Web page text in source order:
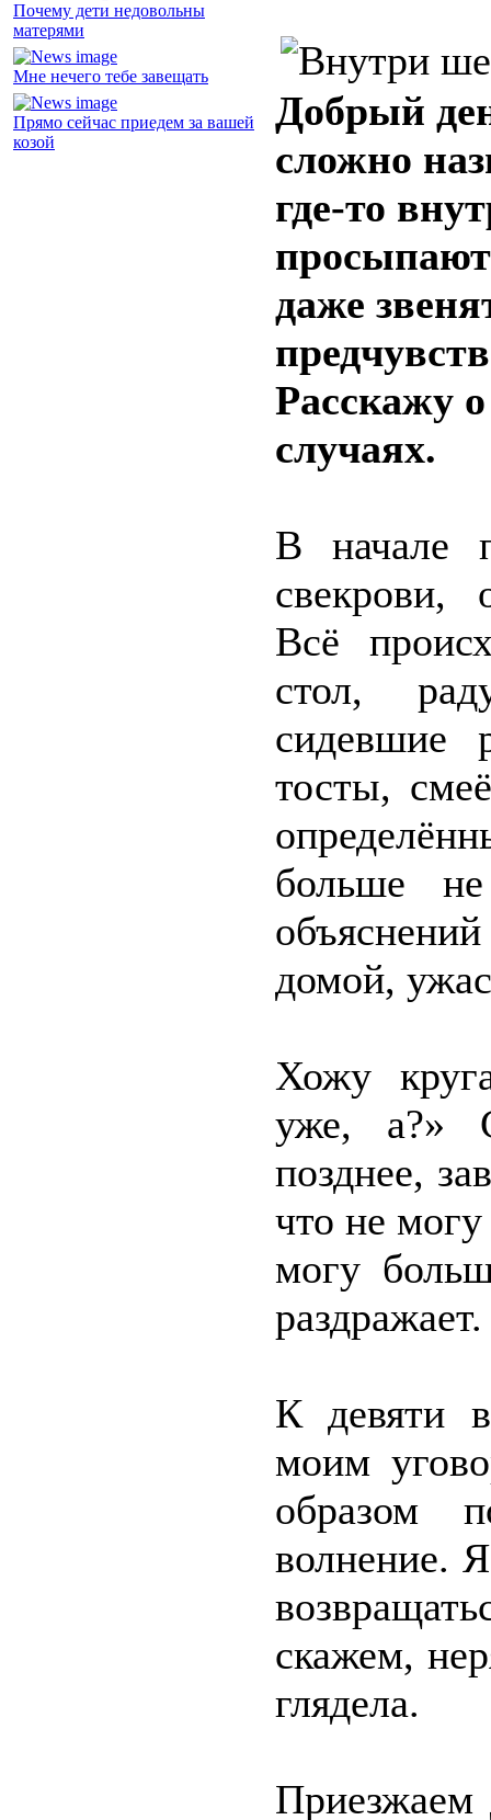
Почему дети недовольны
матерями
Мне нечего тебе завещать
Прямо сейчас приедем за вашей
козой
Добрый
сложно
где-то
даже
Расскажу
случаях.
В начале
свекрови,
Всё
стол,
сидевшие
тосты,
больше
домой,
Хожу
уже, а?»
позднее,
что не
могу
К девяти
моим
образом
волнение.
скажем,
глядела.